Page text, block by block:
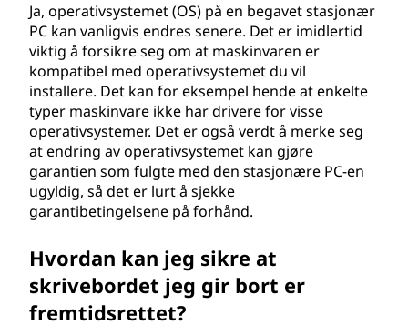
Ja, operativsystemet (OS) på en begavet stasjonær
PC kan vanligvis endres senere. Det er imidlertid
viktig å forsikre seg om at maskinvaren er
kompatibel med operativsystemet du vil
installere. Det kan for eksempel hende at enkelte
typer maskinvare ikke har drivere for visse
operativsystemer. Det er også verdt å merke seg
at endring av operativsystemet kan gjøre
garantien som fulgte med den stasjonære PC-en
ugyldig, så det er lurt å sjekke
garantibetingelsene på forhånd.
Hvordan kan jeg sikre at
skrivebordet jeg gir bort er
fremtidsrettet?